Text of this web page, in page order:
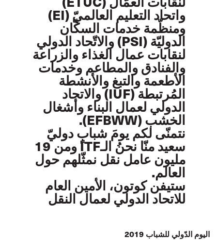
واتحاد التعليم العالميّ (EI)
ومنظّمة خدمات السكّان
الدوليّة (PSI) والاتّحاد الدولي
لنقابات عمال الغذاء والزراعة
والفنادق والمطاعم وخدمات
الأطعمة والتبغ والأنشطة
المُرتبطة (IUF) والاتحاد
الدولي لعمال البناء وأشغال
الخشب (EFBWW).
نتمنّى لكم يومَ شبابٍ دوليّ
سعيد منّا نحنُ الـITF ومن 19
مليون عامل نقل نمثّلهم حول
العالم.
ستيفن كوتون، الأمين العام
للاتحاد الدولي لعمال النقل
اليوم الدّولي للشباب 2019